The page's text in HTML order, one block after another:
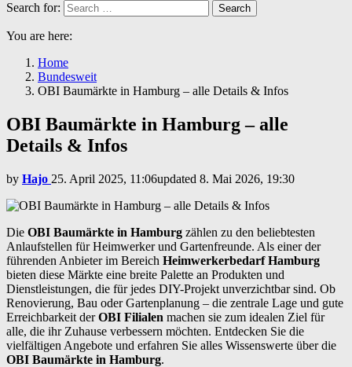
Search for:
Search
You are here:
Home
Bundesweit
OBI Baumärkte in Hamburg – alle Details & Infos
OBI Baumärkte in Hamburg – alle
Details & Infos
by Hajo 25. April 2025, 11:06updated 8. Mai 2026, 19:30
Die OBI Baumärkte in Hamburg zählen zu den beliebtesten
Anlaufstellen für Heimwerker und Gartenfreunde. Als einer der
führenden Anbieter im Bereich Heimwerkerbedarf Hamburg
bieten diese Märkte eine breite Palette an Produkten und
Dienstleistungen, die für jedes DIY-Projekt unverzichtbar sind. Ob
Renovierung, Bau oder Gartenplanung – die zentrale Lage und gute
Erreichbarkeit derOBI Filialen machen sie zum idealen Ziel für
alle, die ihr Zuhause verbessern möchten. Entdecken Sie die
vielfältigen Angebote und erfahren Sie alles Wissenswerte über die
OBI Baumärkte in Hamburg.